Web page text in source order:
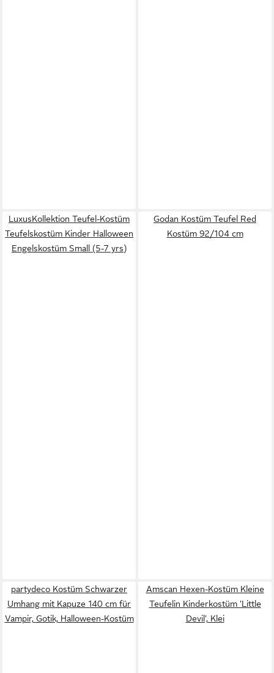
LuxusKollektion Teufel-Kostüm
Teufelskostüm Kinder Halloween
Engelskostüm Small (5-7 yrs)
Godan Kostüm Teufel Red
Kostüm 92/104 cm
partydeco Kostüm Schwarzer
Umhang mit Kapuze 140 cm für
Vampir, Gotik, Halloween-Kostüm
Amscan Hexen-Kostüm Kleine
Teufelin Kinderkostüm 'Little
Devil', Klei